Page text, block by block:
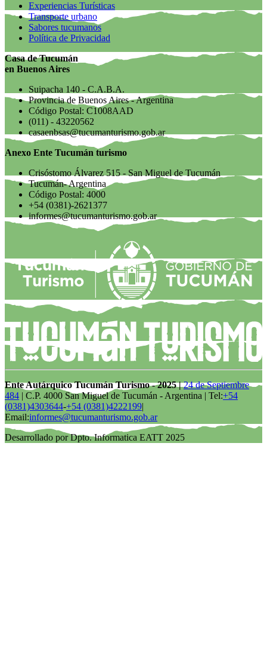
Experiencias Turísticas
Transporte urbano
Sabores tucumanos
Política de Privacidad
Casa de Tucumán
en Buenos Aires
Suipacha 140 - C.A.B.A.
Provincia de Buenos Aires - Argentina
Código Postal: C1008AAD
(011) - 43220562
casaenbsas@tucumanturismo.gob.ar
Anexo Ente Tucumán turismo
Crisóstomo Álvarez 515 - San Miguel de Tucumán
Tucumán- Argentina
Código Postal: 4000
+54 (0381)-2621377
informes@tucumanturismo.gob.ar
Ente Autárquico Tucumán Turismo - 2025 |24 de Septiembre
484 | C.P. 4000 San Miguel de Tucumán - Argentina | Tel:+54
(0381)4303644-+54 (0381)4222199|
Email:informes@tucumanturismo.gob.ar
Desarrollado por Dpto. Informatica EATT 2025